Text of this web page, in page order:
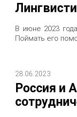
В июне 2023
Поймать его
28.06.2023
Россия и